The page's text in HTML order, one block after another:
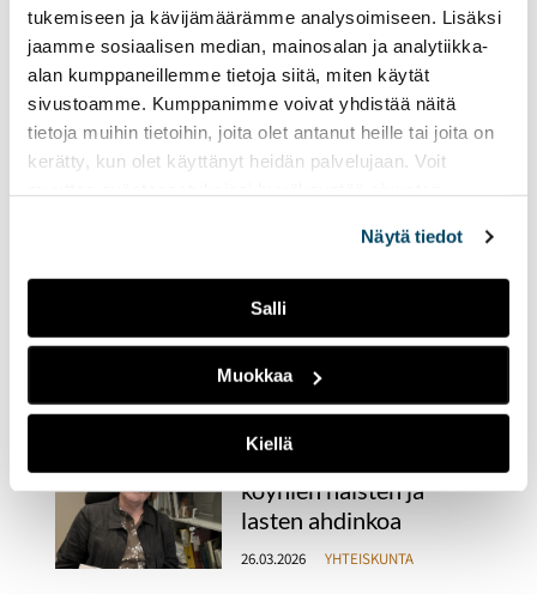
tukemiseen ja kävijämäärämme analysoimiseen. Lisäksi
jaamme sosiaalisen median, mainosalan ja analytiikka-
alan kumppaneillemme tietoja siitä, miten käytät
sivustoamme. Kumppanimme voivat yhdistää näitä
tietoja muihin tietoihin, joita olet antanut heille tai joita on
kerätty, kun olet käyttänyt heidän palvelujaan. Voit
Näytä tiedot
Salli
Muokkaa
Kiellä
Turun palo lisäsi
köyhien naisten ja
lasten ahdinkoa
26.03.2026 YHTEISKUNTA